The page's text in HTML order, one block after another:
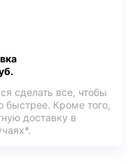
сделать все, чтобы
быстрее. Кроме того,
доставку в